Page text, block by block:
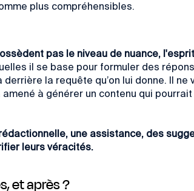
plus compréhensibles.
pas le niveau de nuance,
il se base pour formuler des
la requête qu’on lui donne. Il
à générer un contenu qui
une assistance, des
leurs véracités.
et après ?